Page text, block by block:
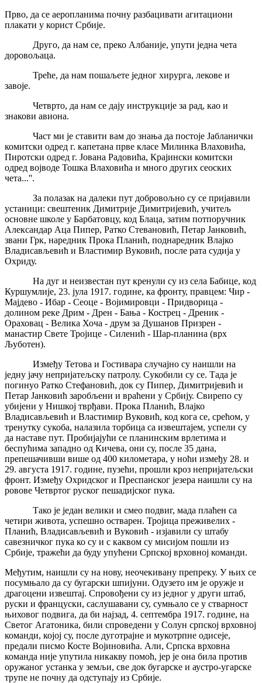
Прво, да се аеропланима почну разбацивати агитациони
плакати у корист Србије.
Друго, да нам се, преко Албаније, упути једна чета
доровољаца.
Треће, да нам пошаљете једног хирурга, лекове и
завоје.
Четврто, да нам се дају инструкције за рад, као и
знакови авиона.
Част ми је ставити вам до знања да постоје Јабланички
комитски одред г. капетана прве класе Милинка Влаховића,
Пиротски одред г. Јована Радовића, Крајински комитски
одред војводе Тошка Влаховића и много других сеоских
чета...''.
За полазак на далеки пут добровољно су се пријавили
устаници: свештеник Димитрије Димитријевић, учитељ
основне школе у Барбатовцу, код Блаца, затим потпоручник
Александар Аца Пипер, Ратко Стевановић, Петар Јанковић,
звани Грк, наредник Прока Планић, поднаредник Влајко
Владисављевић и Властимир Вуковић, после рата судија у
Охриду.
На дуг и неизвестан пут кренули су из села Бабице, код
Куршумлије, 23. јула 1917. године, ка фронту, правцем: Чир -
Мајдево - Ибар - Сеоце - Војимировци - Придворица -
долином реке Дрим - Дрен - Бања - Кострец - Дреник -
Ораховац - Велика Хоча - друм за Душанов Призрен -
манастир Свете Тројице - Силенић - Шар-планина (врх
Љуботен).
Између Тетова и Гостивара случајно су наишли на
једну јачу непријатељску патролу. Сукобили су се. Тада је
погинуо Ратко Стефановић, док су Пипер, Димитријевић и
Петар Јанковић заробљени и враћени у Србију. Свирепо су
убијени у Нишкој тврђави. Прока Планић, Влајко
Владисављевић и Властимир Вуковић, код кога се, срећом, у
тренутку сукоба, налазила торбица са извештајем, успели су
да наставе пут. Пробијајући се планинским врлетима и
беспућима западно од Кичева, они су, после 35 дана,
препешачивши више од 400 километара, у ноћи између 28. и
29. августа 1917. године, пузећи, прошли кроз непријатељски
фронт. Између Охридског и Преспанског језера наишли су на
ровове Четвртог руског пешадијског пука.
Тако је један велики и смео подвиг, мада плаћен са
четири живота, успешно остварен. Тројица преживелих -
Планић, Владисављевић и Вуковић - изјавили су штабу
савезничког пука ко су и с каквом су мисијом пошли из
Србије, тражећи да буду упућени Српској врховној команди.
Међутим, наишли су на нову, неочекивану препреку. У њих се
посумњало да су бугарски шпијуни. Одузето им је оружје и
драгоцени извештај. Спровођени су из једног у други штаб,
руски и француски, саслушавани су, сумњало се у стварност
њиховог подвига, да би најзад, 4. септембра 1917. године, на
Светог Агатоника, били спроведени у Солун српској врховној
команди, којој су, после дуготрајне и мукотрпне одисеје,
предали писмо Косте Војиновића. Али, Српска врховна
команда није упутила никакву помоћ, јер је она била против
оружаног устанка у земљи, све док бугарске и аустро-угарске
трупе не почну да одступају из Србије.